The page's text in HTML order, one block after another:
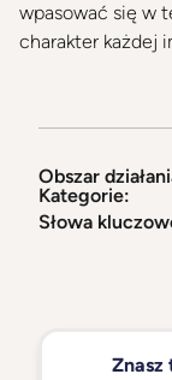
wpasować się w
charakter każdej
Obszar
Kategorie:
Słowa
Znasz